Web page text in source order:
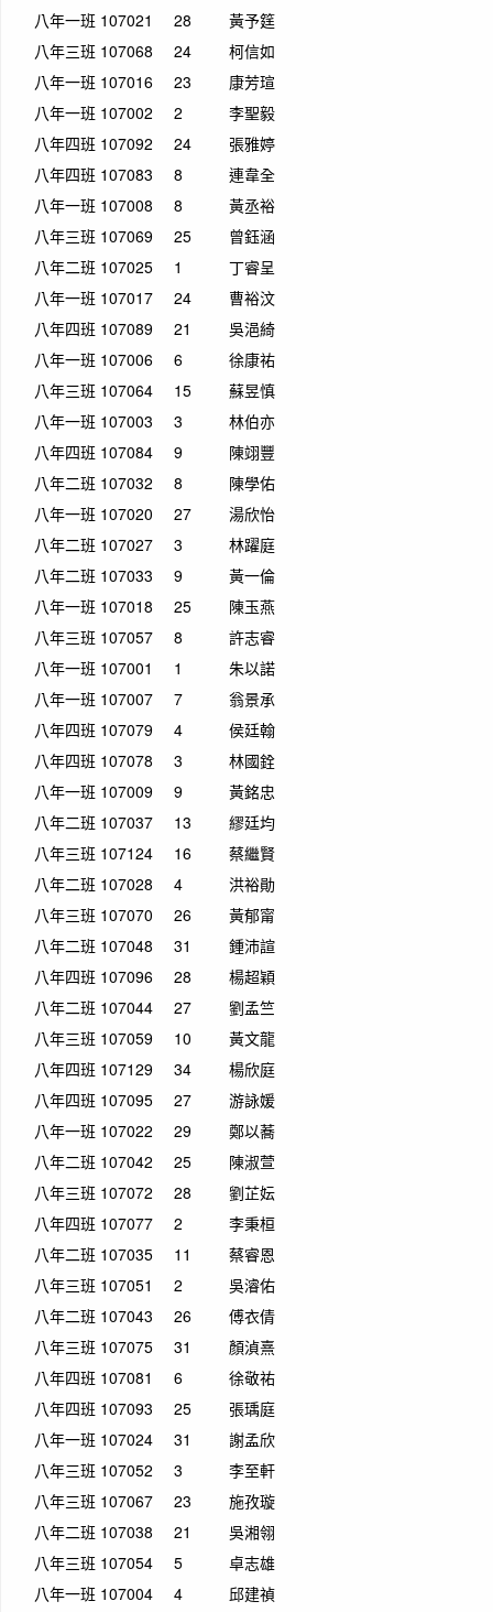
八年一班 107021 28
黃予筳
八年三班 107068 24
柯信如
八年一班 107016 23
康芳瑄
八年一班 107002 2
李聖毅
八年四班 107092 24
張雅婷
八年四班 107083 8
連韋全
八年一班 107008 8
黃丞裕
八年三班 107069 25
曾鈺涵
八年二班 107025 1
丁睿呈
八年一班 107017 24
曹裕汶
八年四班 107089 21
吳浥綺
八年一班 107006 6
徐康祐
八年三班 107064 15
蘇昱慎
八年一班 107003 3
林伯亦
八年四班 107084 9
陳翊豐
八年二班 107032 8
陳學佑
八年一班 107020 27
湯欣怡
八年二班 107027 3
林躍庭
八年二班 107033 9
黃一倫
八年一班 107018 25
陳玉燕
八年三班 107057 8
許志睿
八年一班 107001 1
朱以諾
八年一班 107007 7
翁景承
八年四班 107079 4
侯廷翰
八年四班 107078 3
林國銓
八年一班 107009 9
黃銘忠
八年二班 107037 13
繆廷均
八年三班 107124 16
蔡繼賢
八年二班 107028 4
洪裕勛
八年三班 107070 26
黃郁甯
八年二班 107048 31
鍾沛諠
八年四班 107096 28
楊超穎
八年二班 107044 27
劉孟竺
八年三班 107059 10
黃文龍
八年四班 107129 34
楊欣庭
八年四班 107095 27
游詠媛
八年一班 107022 29
鄭以蕎
八年二班 107042 25
陳淑萱
八年三班 107072 28
劉芷妘
八年四班 107077 2
李秉桓
八年二班 107035 11
蔡睿恩
八年三班 107051 2
吳濬佑
八年二班 107043 26
傅衣倩
八年三班 107075 31
顏湞熹
八年四班 107081 6
徐敬祐
八年四班 107093 25
張瑀庭
八年一班 107024 31
謝孟欣
八年三班 107052 3
李至軒
八年三班 107067 23
施孜璇
八年二班 107038 21
吳湘翎
八年三班 107054 5
卓志雄
八年一班 107004 4
邱建禎